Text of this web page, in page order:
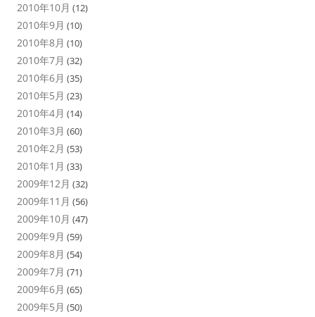
2010年10月 (12)
2010年9月 (10)
2010年8月 (10)
2010年7月 (32)
2010年6月 (35)
2010年5月 (23)
2010年4月 (14)
2010年3月 (60)
2010年2月 (53)
2010年1月 (33)
2009年12月 (32)
2009年11月 (56)
2009年10月 (47)
2009年9月 (59)
2009年8月 (54)
2009年7月 (71)
2009年6月 (65)
2009年5月 (50)